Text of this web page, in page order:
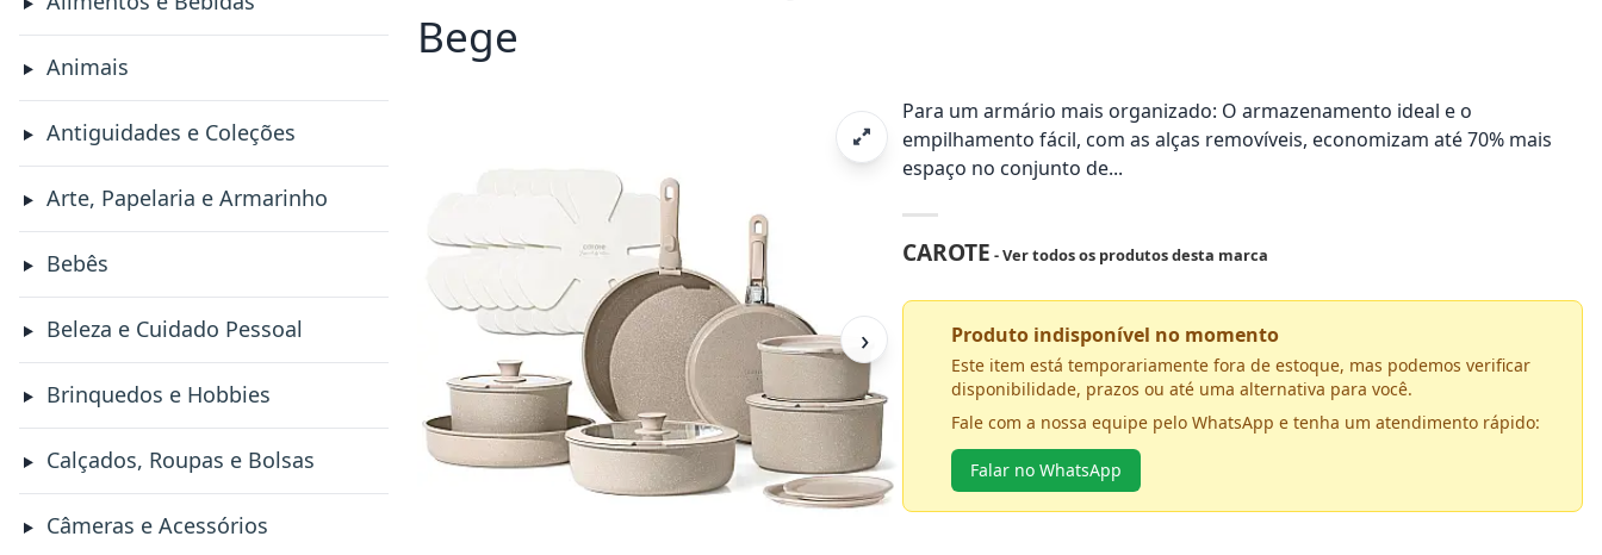
Animais
Antiguidades e Coleções
Arte, Papelaria e Armarinho
Bebês
Beleza e Cuidado Pessoal
Brinquedos e Hobbies
Calçados, Roupas e Bolsas
Câmeras e Acessórios
Bege
›
Para um armário mais organizado: O armazenamento ideal e o
empilhamento fácil, com as alças removíveis, economizam até 70% mais
espaço no conjunto de...
CAROTE - Ver todos os produtos desta marca
Produto indisponível no momento
Este item está temporariamente fora de estoque, mas podemos verificar
disponibilidade, prazos ou até uma alternativa para você.
Fale com a nossa equipe pelo WhatsApp e tenha um atendimento rápido:
Falar no WhatsApp